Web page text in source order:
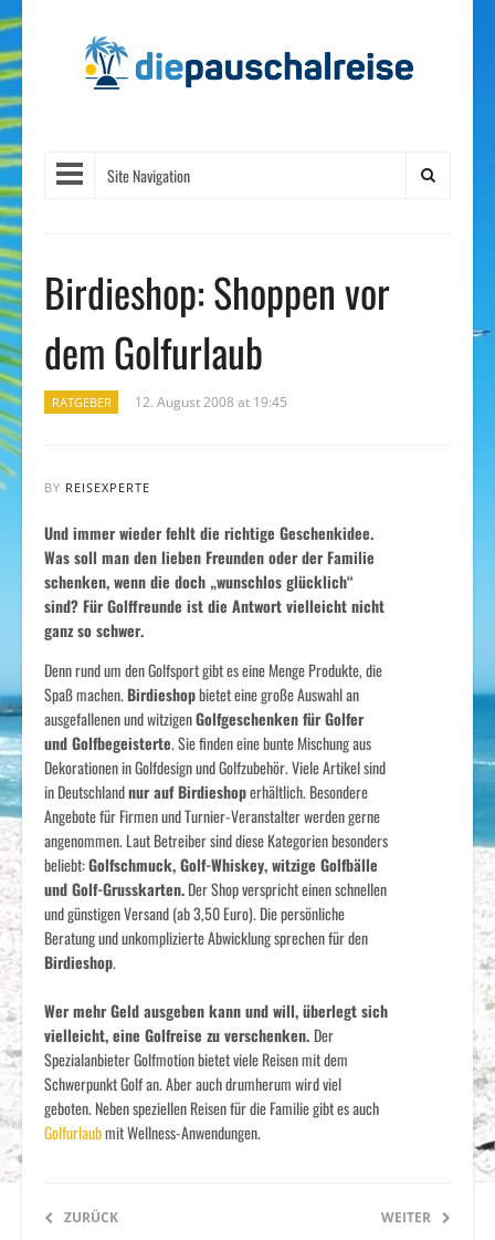
Site Navigation
Birdieshop: Shoppen vor
dem Golfurlaub
RATGEBER 12. August 2008 at 19:45
BY REISEXPERTE
Und immer wieder fehlt die richtige Geschenkidee.
Was soll man den lieben Freunden oder der Familie
schenken, wenn die doch „wunschlos glücklich“
sind? Für Golffreunde ist die Antwort vielleicht nicht
ganz so schwer.
Denn rund um den Golfsport gibt es eine Menge Produkte, die
Spaß machen.Birdieshopbietet eine große Auswahl an
ausgefallenen und witzigenGolfgeschenken für Golfer
und Golfbegeisterte. Sie finden eine bunte Mischung aus
Dekorationen in Golfdesign und Golfzubehör. Viele Artikel sind
in Deutschlandnur auf Birdieshoperhältlich. Besondere
Angebote für Firmen und Turnier-Veranstalter werden gerne
angenommen. Laut Betreiber sind diese Kategorien besonders
beliebt:Golfschmuck, Golf-Whiskey, witzige Golfbälle
und Golf-Grusskarten.Der Shop verspricht einen schnellen
und günstigen Versand (ab 3,50 Euro). Die persönliche
Beratung und unkomplizierte Abwicklung sprechen für den
Birdieshop.
Wer mehr Geld ausgeben kann und will, überlegt sich
vielleicht, eine Golfreise zu verschenken. Der
Spezialanbieter Golfmotion bietet viele Reisen mit dem
Schwerpunkt Golf an. Aber auch drumherum wird viel
geboten. Neben speziellen Reisen für die Familie gibt es auch
Golfurlaubmit Wellness-Anwendungen.
ZURÜCK WEITER